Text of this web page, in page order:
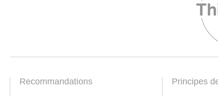
Recommandations Principes